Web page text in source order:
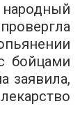
бойцами
заявила,